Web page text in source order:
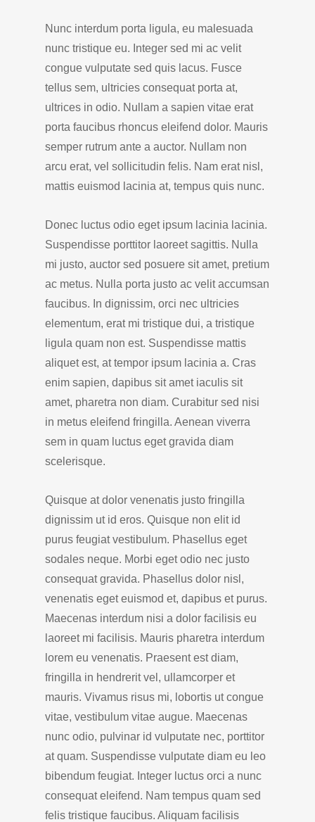
Nunc interdum porta ligula, eu malesuada
nunc tristique eu. Integer sed mi ac velit
congue vulputate sed quis lacus. Fusce
tellus sem, ultricies consequat porta at,
ultrices in odio. Nullam a sapien vitae erat
porta faucibus rhoncus eleifend dolor. Mauris
semper rutrum ante a auctor. Nullam non
arcu erat, vel sollicitudin felis. Nam erat nisl,
mattis euismod lacinia at, tempus quis nunc.
Donec luctus odio eget ipsum lacinia lacinia.
Suspendisse porttitor laoreet sagittis. Nulla
mi justo, auctor sed posuere sit amet, pretium
ac metus. Nulla porta justo ac velit accumsan
faucibus. In dignissim, orci nec ultricies
elementum, erat mi tristique dui, a tristique
ligula quam non est. Suspendisse mattis
aliquet est, at tempor ipsum lacinia a. Cras
enim sapien, dapibus sit amet iaculis sit
amet, pharetra non diam. Curabitur sed nisi
in metus eleifend fringilla. Aenean viverra
sem in quam luctus eget gravida diam
scelerisque.
Quisque at dolor venenatis justo fringilla
dignissim ut id eros. Quisque non elit id
purus feugiat vestibulum. Phasellus eget
sodales neque. Morbi eget odio nec justo
consequat gravida. Phasellus dolor nisl,
venenatis eget euismod et, dapibus et purus.
Maecenas interdum nisi a dolor facilisis eu
laoreet mi facilisis. Mauris pharetra interdum
lorem eu venenatis. Praesent est diam,
fringilla in hendrerit vel, ullamcorper et
mauris. Vivamus risus mi, lobortis ut congue
vitae, vestibulum vitae augue. Maecenas
nunc odio, pulvinar id vulputate nec, porttitor
at quam. Suspendisse vulputate diam eu leo
bibendum feugiat. Integer luctus orci a nunc
consequat eleifend. Nam tempus quam sed
felis tristique faucibus. Aliquam facilisis